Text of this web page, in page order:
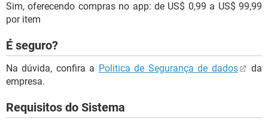
Sim, oferecendo compras no app: de US$ 0,99 a US$ 99,99
por item
É seguro?
Na dúvida, confira a Politica de Segurança de dados
da
empresa.
Requisitos do Sistema